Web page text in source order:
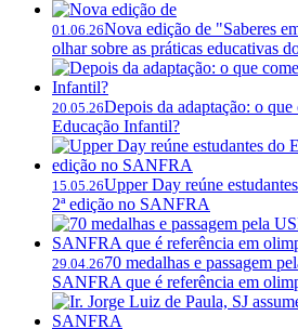
01.06.26Nova edição de "Saberes
olhar sobre as práticas educativas
20.05.26Depois da adaptação: o que
Educação Infantil?
15.05.26Upper Day reúne
2ª edição no SANFRA
29.04.2670 medalhas e passagem
SANFRA que é referência em